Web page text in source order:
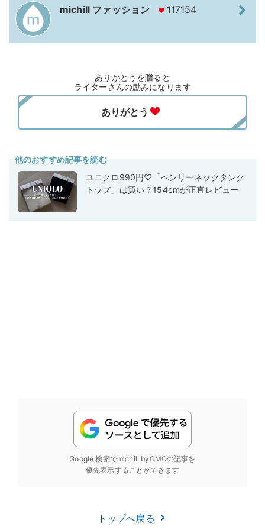
michill ファッション 117154
ありがとうを贈ると
ライターさんの励みになります
他のおすすめ記事を読む
ユニクロ990円♡「ヘンリーネックタンク
トップ」は買い？154cmが正直レビュー
Google 検索でmichill byGMOの記事を
優先表示することができます
トップへ戻る